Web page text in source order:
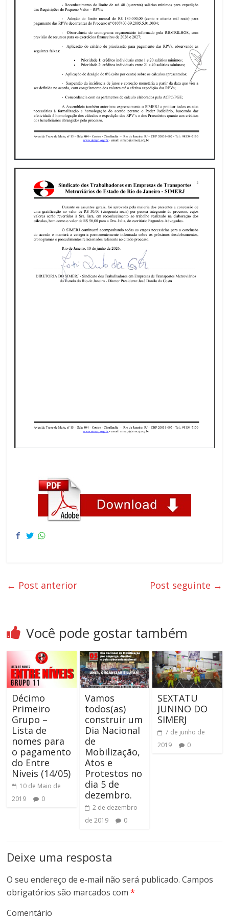
metroviários(as)
← Post anterior Post seguinte →
Você pode gostar também
Décimo
Primeiro
Grupo –
Lista de
nomes para
o pagamento
do Entre
Níveis (14/05)
10 de Maio de
2019
0
Vamos
todos(as)
construir um
Dia Nacional
de
Mobilização,
Atos e
Protestos no
dia 5 de
dezembro.
2 de dezembro
de 2019
0
SEXTATU
JUNINO DO
SIMERJ
7 de junho de
2019
0
Deixe uma resposta
O seu endereço de e-mail não será publicado. Campos
obrigatórios são marcados com*
Comentário